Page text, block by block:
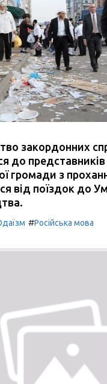
закордонних
до представників
громади з
від поїздок до
#Російська мова